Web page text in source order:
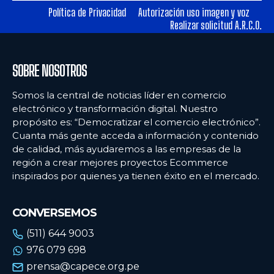
Ecommercenews
ARGENTINA
BOLIVIA
CHILE
COLOMBIA
ECUADOR
URUGUAY
VENEZUELA
Ecommercenews
ARGENTINA
BOLIVIA
CHILE
COLOMBIA
ECUADOR
URUGUAY
VENEZUELA
Política de Privacidad
Autorización uso imagen y voz
Realizar solicitud A.R.C.O.
SOBRE NOSOTROS
Somos la central de noticias líder en comercio
electrónico y transformación digital. Nuestro
propósito es: “Democratizar el comercio electrónico”.
Cuanta más gente acceda a información y contenido
de calidad, más ayudaremos a las empresas de la
región a crear mejores proyectos Ecommerce
inspirados por quienes ya tienen éxito en el mercado.
CONVERSEMOS
(511) 644 9003
976 079 698
prensa@capece.org.pe